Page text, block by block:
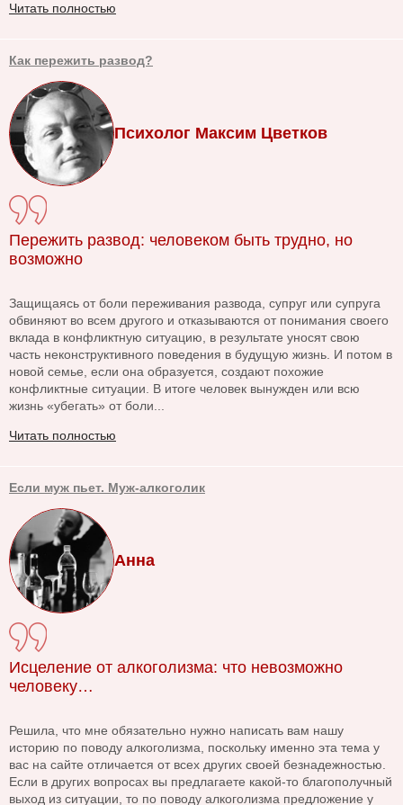
Читать полностью
Как пережить развод?
Психолог Максим Цветков
Пережить развод: человеком быть трудно, но
возможно
Защищаясь от боли переживания развода, супруг или супруга
обвиняют во всем другого и отказываются от понимания своего
вклада в конфликтную ситуацию, в результате уносят свою
часть неконструктивного поведения в будущую жизнь. И потом в
новой семье, если она образуется, создают похожие
конфликтные ситуации. В итоге человек вынужден или всю
жизнь «убегать» от боли...
Читать полностью
Если муж пьет. Муж-алкоголик
Анна
Исцеление от алкоголизма: что невозможно
человеку…
Решила, что мне обязательно нужно написать вам нашу
историю по поводу алкоголизма, поскольку именно эта тема у
вас на сайте отличается от всех других своей безнадежностью.
Если в других вопросах вы предлагаете какой-то благополучный
выход из ситуации, то по поводу алкоголизма предложение у